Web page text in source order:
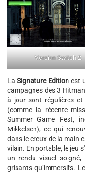
Version Switch 2
La Signature Editionest
campagnes des 3
à jour sont régulières et
(comme la récente
Summer Game Fest,
Mikkelsen), ce qui
dans le creux de la main
vilain. En portable, le jeu
un rendu visuel
grisants qu’immersifs.